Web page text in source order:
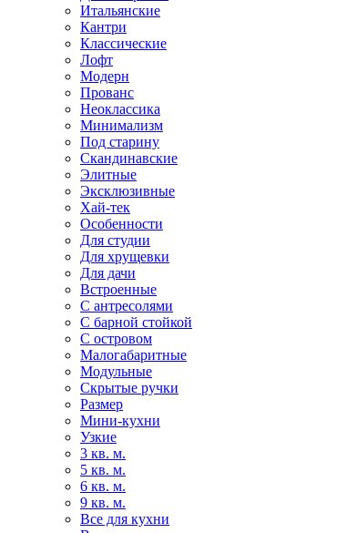
Итальянские
Кантри
Классические
Лофт
Модерн
Прованс
Неоклассика
Минимализм
Под старину
Скандинавские
Элитные
Эксклюзивные
Хай-тек
Особенности
Для студии
Для хрущевки
Для дачи
Встроенные
С антресолями
С барной стойкой
С островом
Малогабаритные
Модульные
Скрытые ручки
Размер
Мини-кухни
Узкие
3 кв. м.
5 кв. м.
6 кв. м.
9 кв. м.
Все для кухни